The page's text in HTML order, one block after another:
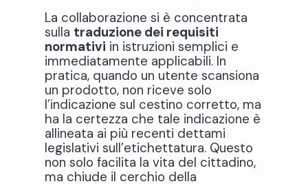
La collaborazione si è concentrata
sulla traduzione dei requisiti
normativi in istruzioni semplici e
immediatamente applicabili. In
pratica, quando un utente scansiona
un prodotto, non riceve solo
l’indicazione sul cestino corretto, ma
ha la certezza che tale indicazione è
allineata ai più recenti dettami
legislativi sull’etichettatura. Questo
non solo facilita la vita del cittadino,
ma chiude il cerchio della